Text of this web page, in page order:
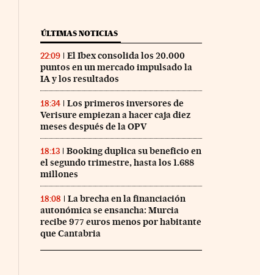
Días en Facebook
Días en Twitter
ÚLTIMAS NOTICIAS
22:09
El Ibex consolida los 20.000
puntos en un mercado impulsado la
IA y los resultados
18:34
Los primeros inversores de
Verisure empiezan a hacer caja diez
meses después de la OPV
18:13
Booking duplica su beneficio en
el segundo trimestre, hasta los 1.688
millones
18:08
La brecha en la financiación
autonómica se ensancha: Murcia
recibe 977 euros menos por habitante
que Cantabria